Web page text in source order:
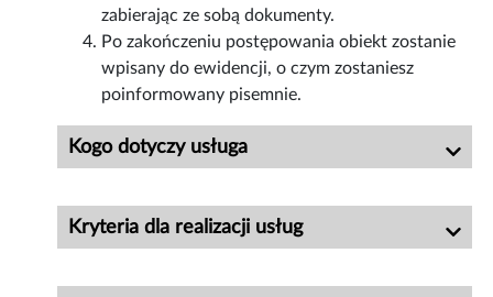
zabierając ze sobą dokumenty.
Po zakończeniu postępowania obiekt zostanie
wpisany do ewidencji, o czym zostaniesz
poinformowany pisemnie.
Kogo dotyczy usługa
Kryteria dla realizacji usług